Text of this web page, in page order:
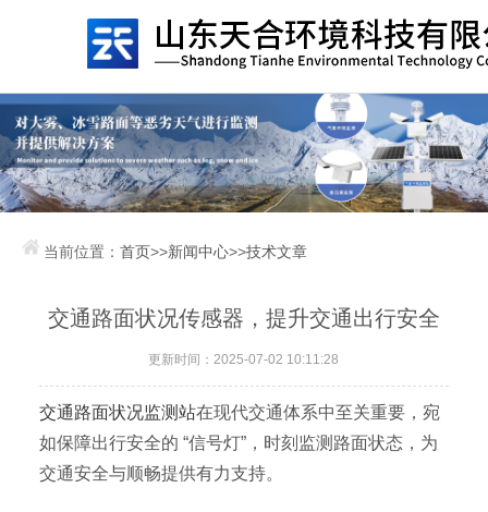
当前位置：首页>>新闻中心>>技术文章
交通路面状况传感器，提升交通出行安全
更新时间：2025-07-02 10:11:28
交通路面状况监测站在现代交通体系中至关重要，宛
如保障出行安全的 “信号灯”，时刻监测路面状态，为
交通安全与顺畅提供有力支持。